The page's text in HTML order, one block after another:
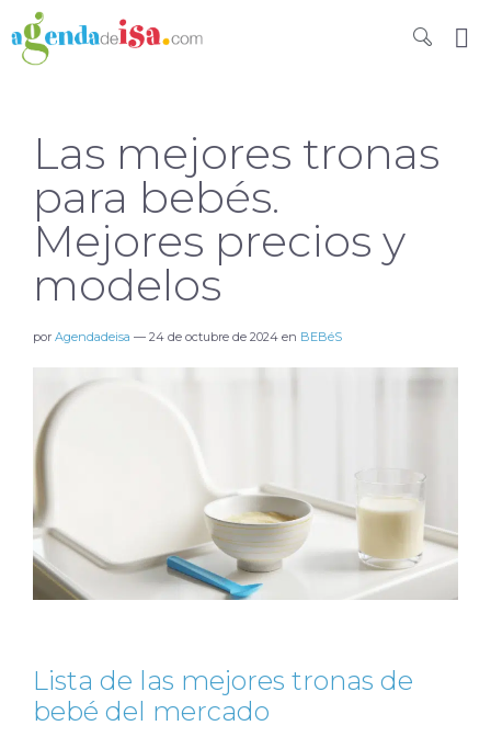
Las mejores tronas
para bebés.
Mejores precios y
modelos
por Agendadeisa — 24 de octubre de 2024 en BEBéS
Lista de las mejores tronas de
bebé del mercado